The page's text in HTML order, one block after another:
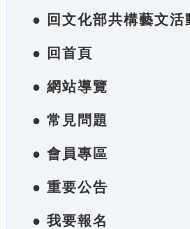
● 回文化部共構藝文活
● 回首頁
● 網站導覽
● 常見問題
● 會員專區
● 重要公告
● 我要報名